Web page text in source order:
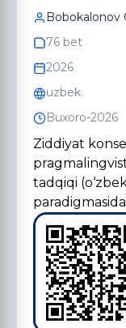
Bobokalonov
76 bet
2026
uzbek
Buxoro-2026
Ziddiyat
tadqiqi